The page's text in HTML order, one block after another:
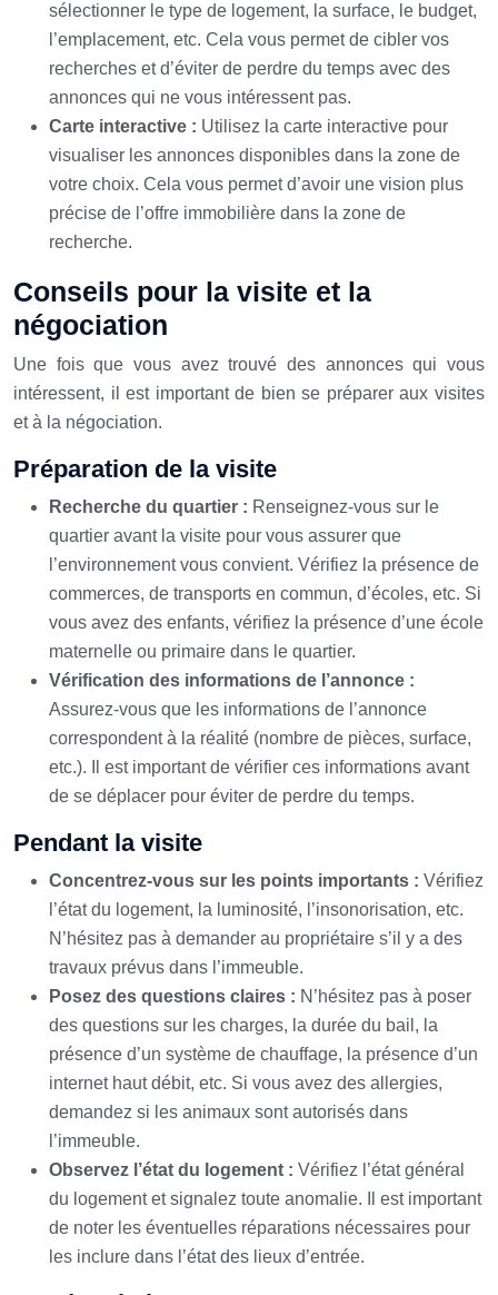
sélectionner le type de logement, la surface, le budget,
l’emplacement, etc. Cela vous permet de cibler vos
recherches et d’éviter de perdre du temps avec des
annonces qui ne vous intéressent pas.
Carte interactive : Utilisez la carte interactive pour
visualiser les annonces disponibles dans la zone de
votre choix. Cela vous permet d’avoir une vision plus
précise de l’offre immobilière dans la zone de
recherche.
Conseils pour la visite et la
négociation
Une fois que vous avez trouvé des annonces qui vous
intéressent, il est important de bien se préparer aux visites
et à la négociation.
Préparation de la visite
Recherche du quartier : Renseignez-vous sur le
quartier avant la visite pour vous assurer que
l’environnement vous convient. Vérifiez la présence de
commerces, de transports en commun, d’écoles, etc. Si
vous avez des enfants, vérifiez la présence d’une école
maternelle ou primaire dans le quartier.
Vérification des informations de l’annonce :
Assurez-vous que les informations de l’annonce
correspondent à la réalité (nombre de pièces, surface,
etc.). Il est important de vérifier ces informations avant
de se déplacer pour éviter de perdre du temps.
Pendant la visite
Concentrez-vous sur les points importants : Vérifiez
l’état du logement, la luminosité, l’insonorisation, etc.
N’hésitez pas à demander au propriétaire s’il y a des
travaux prévus dans l’immeuble.
Posez des questions claires : N’hésitez pas à poser
des questions sur les charges, la durée du bail, la
présence d’un système de chauffage, la présence d’un
internet haut débit, etc. Si vous avez des allergies,
demandez si les animaux sont autorisés dans
l’immeuble.
Observez l’état du logement : Vérifiez l’état général
du logement et signalez toute anomalie. Il est important
de noter les éventuelles réparations nécessaires pour
les inclure dans l’état des lieux d’entrée.